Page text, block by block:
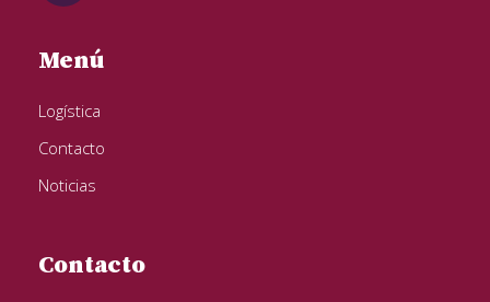
Menú
Logística
Contacto
Noticias
Contacto